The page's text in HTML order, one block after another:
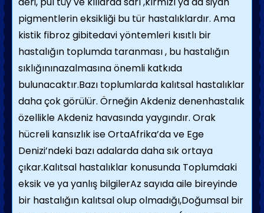
pigmentlerin eksikliği bu tür hastalıklardır. Ama
kistik fibroz gibitedavi yöntemleri kısıtlı bir
hastalığın toplumda taranması , bu hastalığın
sıklığınınazalmasına önemli katkıda
bulunacaktır.Bazı toplumlarda kalıtsal hastalıklar
daha çok görülür. Örneğin Akdeniz denenhastalık
özellikle Akdeniz havasında yaygındır. Orak
hücreli kansızlık ise OrtaAfrika’da ve Ege
Denizi’ndeki bazı adalarda daha sık ortaya
çıkar.Kalıtsal hastalıklar konusunda Toplumdaki
eksik ve ya yanlış bilgilerAz sayıda aile bireyinde
bir hastalığın kalıtsal olup olmadığı,Doğumsal bir